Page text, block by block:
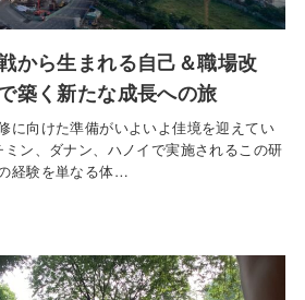
から生まれる自己＆職場改
築く新たな成長への旅
に向けた準備がいよいよ佳境を迎えてい
ン、ダナン、ハノイで実施されるこの研
経験を単なる体…